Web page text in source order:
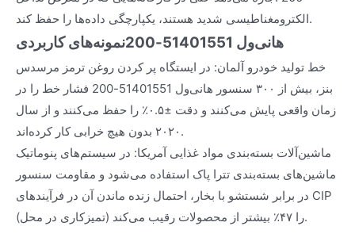
الکترومغناطیسی شدید هستند، یکپارچگی داده‌ها را حفظ کند.
هانی‌ول 51401551-200 نمونه‌های کاربردی
خط تولید خودرو آلمان: در ایستگاه پر کردن روغن ترمز مرسدس
بنز، بیش از ۳۰۰ سنسور هانی‌ول 51401551-200 فشار خط را در
زمان واقعی پایش می‌کنند و دقت ±۰.۵٪ را حفظ می‌کنند و از سال
۲۰۲۰ بدون هیچ خرابی کار کرده‌اند.
ماشین‌آلات بسته‌بندی مواد غذایی آمریکا: در سیستم‌های پنوماتیک
ماشین‌های بسته‌بندی تترا پاک استفاده می‌شود و مقاومت سنسور
در برابر شستشو با بخار، احتمال زنده ماندن آن در فرآیندهای CIP
(تمیزکاری در محل) را ۴۷٪ بیشتر از محصولات رقیب می‌کند.